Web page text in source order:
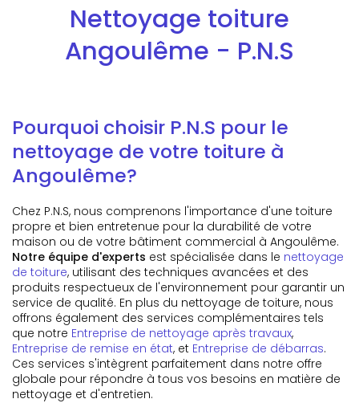
Nettoyage toiture
Angoulême - P.N.S
Pourquoi choisir P.N.S pour le
nettoyage de votre toiture à
Angoulême?
Chez P.N.S, nous comprenons l'importance d'une toiture
propre et bien entretenue pour la durabilité de votre
maison ou de votre bâtiment commercial à Angoulême.
Notre équipe d'experts est spécialisée dans le nettoyage
de toiture, utilisant des techniques avancées et des
produits respectueux de l'environnement pour garantir un
service de qualité. En plus du nettoyage de toiture, nous
offrons également des services complémentaires tels
que notre Entreprise de nettoyage après travaux,
Entreprise de remise en état, et Entreprise de débarras.
Ces services s'intègrent parfaitement dans notre offre
globale pour répondre à tous vos besoins en matière de
nettoyage et d'entretien.